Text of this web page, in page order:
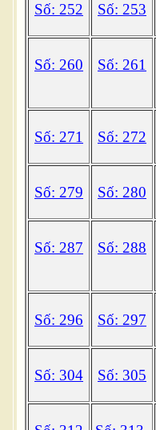
Số: 252 Số: 253
Số: 260 Số: 261
Số: 271 Số: 272
Số: 279 Số: 280
Số: 287 Số: 288
Số: 296 Số: 297
Số: 304 Số: 305